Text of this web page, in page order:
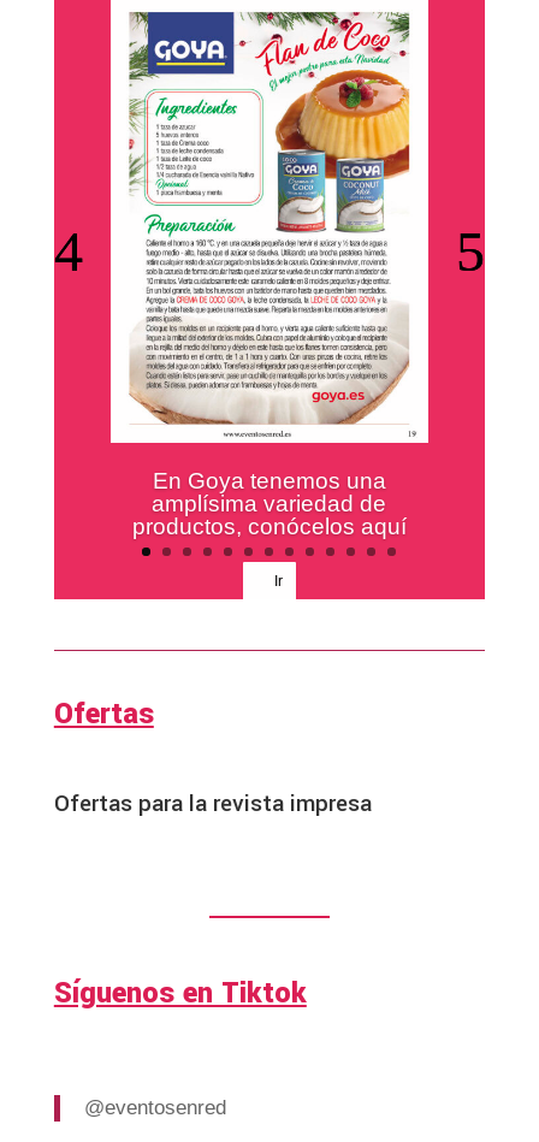
En Goya tenemos una
amplísima variedad de
productos, conócelos aquí
Ir
Ofertas
Ofertas para la revista impresa
Síguenos en Tiktok
@eventosenred